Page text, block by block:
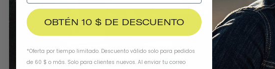
OBTÉN 10 $ DE DESCUENTO
*Oferta por tiempo limitado. Descuento válido solo para pedidos
de 60 $ o más. Solo para clientes nuevos. Al enviar tu correo